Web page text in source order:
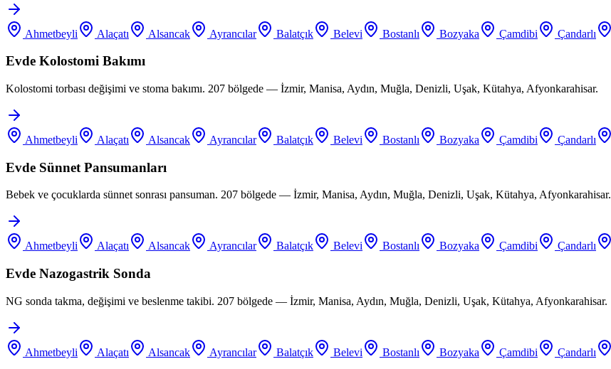
Ahmetbeyli Alaçatı Alsancak Ayrancılar Balatçık Belevi Bostanlı Bozyaka Çamdibi Çandarlı
Evde Kolostomi Bakımı
Kolostomi torbası değişimi ve stoma bakımı. 207 bölgede — İzmir, Manisa, Aydın, Muğla, Denizli, Uşak, Kütahya, Afyonkarahisar.
Ahmetbeyli Alaçatı Alsancak Ayrancılar Balatçık Belevi Bostanlı Bozyaka Çamdibi Çandarlı
Evde Sünnet Pansumanları
Bebek ve çocuklarda sünnet sonrası pansuman. 207 bölgede — İzmir, Manisa, Aydın, Muğla, Denizli, Uşak, Kütahya, Afyonkarahisar.
Ahmetbeyli Alaçatı Alsancak Ayrancılar Balatçık Belevi Bostanlı Bozyaka Çamdibi Çandarlı
Evde Nazogastrik Sonda
NG sonda takma, değişimi ve beslenme takibi. 207 bölgede — İzmir, Manisa, Aydın, Muğla, Denizli, Uşak, Kütahya, Afyonkarahisar.
Ahmetbeyli Alaçatı Alsancak Ayrancılar Balatçık Belevi Bostanlı Bozyaka Çamdibi Çandarlı